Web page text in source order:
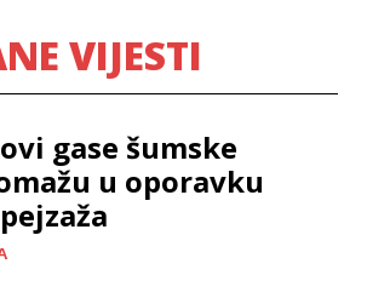
VIJESTI
gase šumske
u oporavku